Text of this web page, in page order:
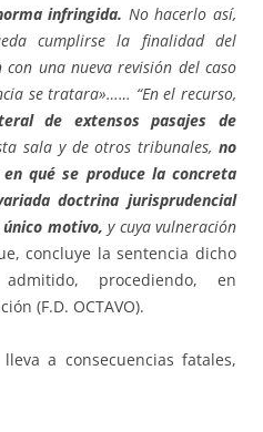
infringida. No hacerlo así,
cumplirse la finalidad del
con una nueva revisión del caso
se tratara»…… “En el recurso,
de extensos pasajes de
sala y de otros tribunales,no
qué se produce la concreta
doctrina jurisprudencial
motivo, y cuya vulneración
concluye la sentencia dicho
procediendo, en
(F.D. OCTAVO).
a consecuencias fatales,